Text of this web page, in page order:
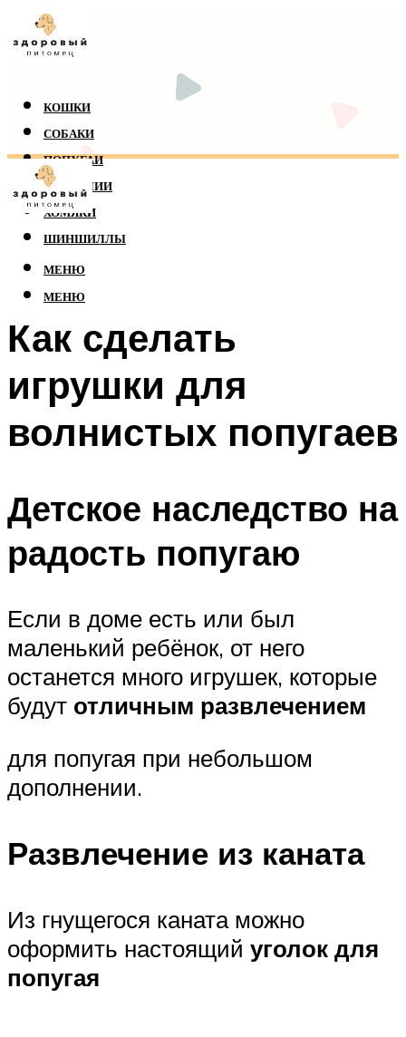
КОШКИ
СОБАКИ
ПОПУГАИ
РЕПТИЛИИ
ХОМЯКИ
ШИНШИЛЛЫ
МЕНЮ
МЕНЮ
Как сделать
игрушки для
волнистых попугаев
Детское наследство на
радость попугаю
Если в доме есть или был
маленький ребёнок, от него
останется много игрушек, которые
будут отличным развлечением
для попугая при небольшом
дополнении.
Развлечение из каната
Из гнущегося каната можно
оформить настоящий уголок для
попугая